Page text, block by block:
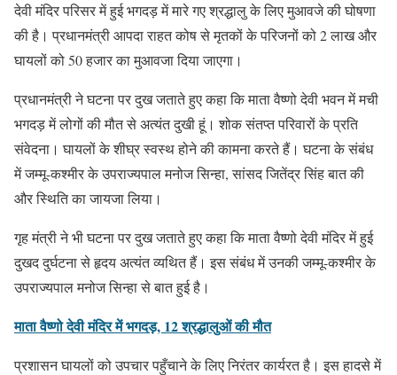
देवी मंदिर परिसर में हुई भगदड़ में मारे गए श्रद्धालु के लिए मुआवजे की घोषणा
की है। प्रधानमंत्री आपदा राहत कोष से मृतकों के परिजनों को 2 लाख और
घायलों को 50 हजार का मुआवजा दिया जाएगा।
प्रधानमंत्री ने घटना पर दुख जताते हुए कहा कि माता वैष्णो देवी भवन में मची
भगदड़ में लोगों की मौत से अत्यंत दुखी हूं। शोक संतप्त परिवारों के प्रति
संवेदना। घायलों के शीघ्र स्वस्थ होने की कामना करते हैं। घटना के संबंध
में जम्मू-कश्मीर के उपराज्यपाल मनोज सिन्हा, सांसद जितेंद्र सिंह बात की
और स्थिति का जायजा लिया।
गृह मंत्री ने भी घटना पर दुख जताते हुए कहा कि माता वैष्णो देवी मंदिर में हुई
दुखद दुर्घटना से हृदय अत्यंत व्यथित हैं। इस संबंध में उनकी जम्मू-कश्मीर के
उपराज्यपाल मनोज सिन्हा से बात हुई है।
माता वैष्णो देवी मंदिर में भगदड़, 12 श्रद्धालुओं की मौत
प्रशासन घायलों को उपचार पहुँचाने के लिए निरंतर कार्यरत है। इस हादसे में